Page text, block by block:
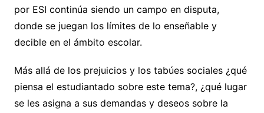
por ESI continúa siendo un campo en disputa,
donde se juegan los límites de lo enseñable y
decible en el ámbito escolar.
Más allá de los prejuicios y los tabúes sociales ¿qué
piensa el estudiantado sobre este tema?, ¿qué lugar
se les asigna a sus demandas y deseos sobre la